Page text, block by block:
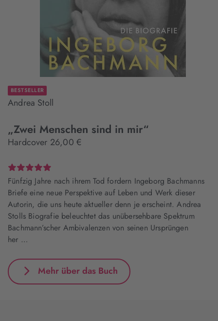
BESTSELLER
Andrea Stoll
„Zwei Menschen sind in mir“
Hardcover 26,00 €
Fünfzig Jahre nach ihrem Tod fordern Ingeborg Bachmanns
Briefe eine neue Perspektive auf Leben und Werk dieser
Autorin, die uns heute aktueller denn je erscheint. Andrea
Stolls Biografie beleuchtet das unübersehbare Spektrum
Bachmann’scher Ambivalenzen von seinen Ursprüngen
her …
Mehr über das Buch